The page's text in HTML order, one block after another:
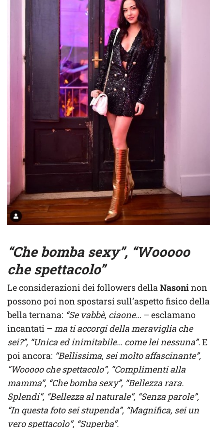
“Che bomba sexy”, “Wooooo
che spettacolo”
Le considerazioni dei followers della Nasoninon
possono poi non spostarsi sull’aspetto fisico della
bella ternana: “Se vabbè, ciaone… – esclamano
incantati – ma ti accorgi della meraviglia che
sei?”, “Unica ed inimitabile… come lei nessuna”.E
poi ancora: “Bellissima, sei molto affascinante”,
“Wooooo che spettacolo”, “Complimenti alla
mamma”, “Che bomba sexy”, “Bellezza rara.
Splendi”, “Bellezza al naturale”, “Senza parole”,
“In questa foto sei stupenda”, “Magnifica, sei un
vero spettacolo”, “Superba”.